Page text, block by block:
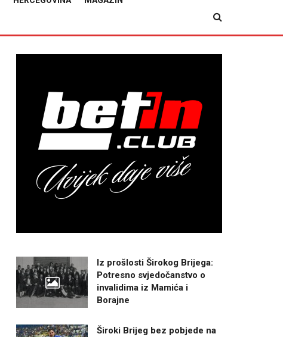
Iz prošlosti Širokog Brijega:
Potresno svjedočanstvo o
invalidima iz Mamića i
Borajne
Široki Brijeg bez pobjede na